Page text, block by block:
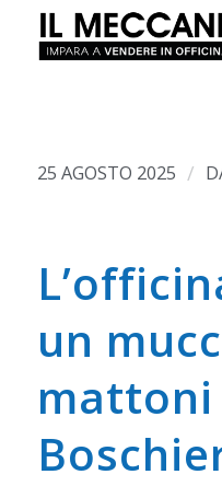
25 AGOSTO 2025 /
un